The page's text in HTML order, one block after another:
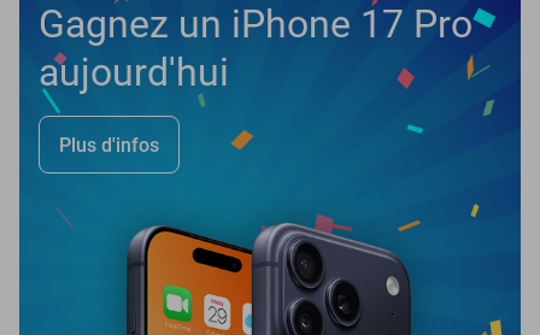
Gagnez un iPhone 17 Pro
aujourd'hui
Plus d'infos